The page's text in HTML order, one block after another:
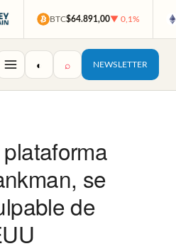
BTC$64.891,00▼ 0,1%
◐ ⌕ NEWSLETTER
se
de